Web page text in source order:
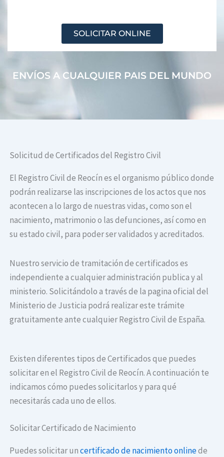
SOLICITAR ONLINE
ENVÍOS A CUALQUIER PAIS DEL MUNDO
Solicitud de Certificados del Registro Civil
El Registro Civil de Reocín es el organismo público donde
podrán realizarse las inscripciones de los actos que nos
acontecen a lo largo de nuestras vidas, como son el
nacimiento, matrimonio o las defunciones, así como en
su estado civil, para poder ser validados y acreditados.
Nuestro servicio de tramitación de certificados es
independiente a cualquier administración publica y al
ministerio. Solicitándolo a través de la pagina oficial del
Ministerio de Justicia podrá realizar este trámite
gratuitamente ante cualquier Registro Civil de España.
Existen diferentes tipos de Certificados que puedes
solicitar en el Registro Civil de Reocín. A continuación te
indicamos cómo puedes solicitarlos y para qué
necesitarás cada uno de ellos.
Solicitar Certificado de Nacimiento
Puedes solicitar uncertificado de nacimiento onlinede